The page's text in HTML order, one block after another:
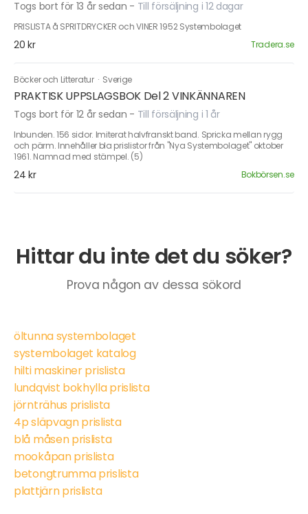
Togs bort för 13 år sedan - Till försäljning i 12 dagar
PRISLISTA å SPRITDRYCKER och VINER 1952 Systembolaget
20 kr Tradera.se
Böcker och Litteratur · Sverige
PRAKTISK UPPSLAGSBOK Del 2 VINKÄNNAREN
Togs bort för 12 år sedan - Till försäljning i 1 år
Inbunden. 156 sidor. Imiterat halvfranskt band. Spricka mellan rygg
och pärm. Innehåller bla prislistor från "Nya Systembolaget" oktober
1961. Namnad med stämpel. (5)
24 kr Bokbörsen.se
Hittar du inte det du söker?
Prova någon av dessa sökord
öltunna systembolaget
systembolaget katalog
hilti maskiner prislista
lundqvist bokhylla prislista
jörnträhus prislista
4p släpvagn prislista
blå måsen prislista
mookåpan prislista
betongtrumma prislista
plattjärn prislista